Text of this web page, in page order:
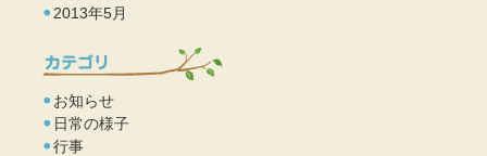
2013年5月
お知らせ
日常の様子
行事